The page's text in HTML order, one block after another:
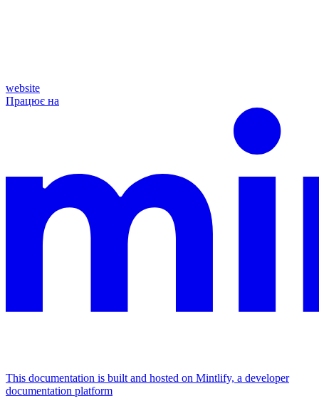
website
Працює на
This documentation is built and hosted on Mintlify, a developer
documentation platform